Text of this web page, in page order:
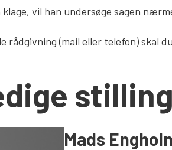
vil han undersøge sagen
rådgivning (mail eller telefon) skal
Mads